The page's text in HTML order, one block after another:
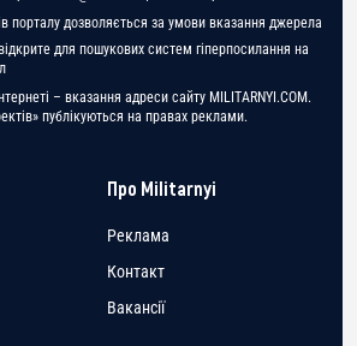
порталу дозволяється за умови вказання джерела
для пошукових систем гіперпосилання на
– вказання адреси сайту MILITARNYI.COM.
публікуються на правах реклами.
Про Militarnyi
Реклама
Контакт
Вакансії